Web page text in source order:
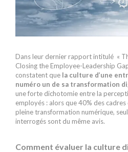
Dans leur dernier rapport intitulé «
Closing the Employee-Leadership
constatent que la culture d’une
numéro un de sa transformation
une forte dichotomie entre la
employés : alors que 40% des
pleine transformation numérique,
interrogés sont du même avis.
Comment évaluer la culture